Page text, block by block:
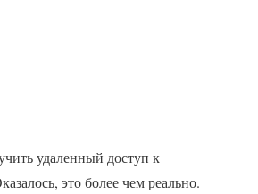
удаленный доступ к
это более чем реально.